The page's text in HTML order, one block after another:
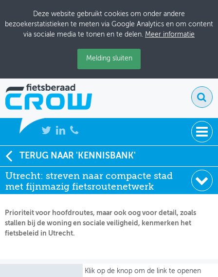
Deze website gebruikt cookies om onder andere
bezoekerstatistieken te meten via Google Analytics en om content
via sociale media te tonen en te delen. Meer informatie
Melding sluiten
NIEUWS
BIJEENKOMSTEN
KENNISBANK
ADRESSENBOEK
OVER FIETSBERAAD
TERUG NAAR 'KENNISBANK'
Utrecht: streven naar compacte stad
met fijnmazig fietsroutenetwerk
Soort:
Artikelen Tijdschriften
Uitgever:
Ruimte voor de fiets
Datum:
01-07-1994
Prioriteit voor hoofdroutes, maar ook oog voor detail, zoals
stallen bij de woning en sociale veiligheid, kenmerken het
fietsbeleid in Utrecht.
Klik op de knop om de link te openen